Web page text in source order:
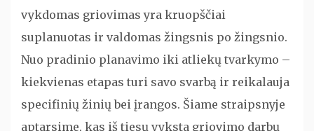
vykdomas griovimas yra kruopščiai
suplanuotas ir valdomas žingsnis po žingsnio.
Nuo pradinio planavimo iki atliekų tvarkymo –
kiekvienas etapas turi savo svarbą ir reikalauja
specifinių žinių bei įrangos. Šiame straipsnyje
aptarsime, kas iš tiesų vyksta griovimo darbų